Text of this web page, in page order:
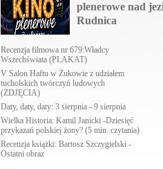
plenerowe nad
Rudnica
Recenzja filmowa nr 679:Władcy
Wszechświata (PLAKAT)
V Salon Haftu w Żukowie z udziałem
tucholskich twórczyń ludowych
(ZDJĘCIA)
Daty, daty, daty: 3 sierpnia - 9 sierpnia
Wielka Historia: Kamil Janicki -Dziesięć
przykazań polskiej żony? (5 min. czytania)
Recenzja książki: Bartosz Szczygielski -
Ostatni obraz